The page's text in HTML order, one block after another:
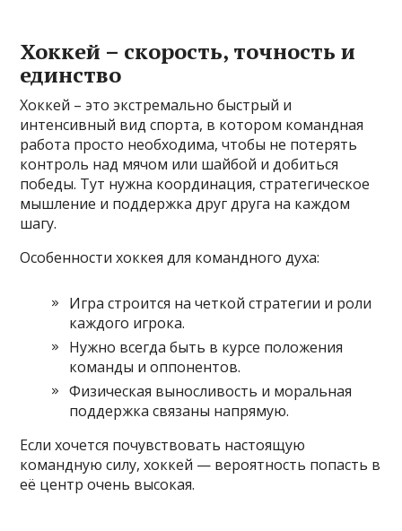
Хоккей – скорость, точность и
единство
Хоккей – это экстремально быстрый и
интенсивный вид спорта, в котором командная
работа просто необходима, чтобы не потерять
контроль над мячом или шайбой и добиться
победы. Тут нужна координация, стратегическое
мышление и поддержка друг друга на каждом
шагу.
Особенности хоккея для командного духа:
Игра строится на четкой стратегии и роли
каждого игрока.
Нужно всегда быть в курсе положения
команды и оппонентов.
Физическая выносливость и моральная
поддержка связаны напрямую.
Если хочется почувствовать настоящую
командную силу, хоккей — вероятность попасть в
её центр очень высокая.